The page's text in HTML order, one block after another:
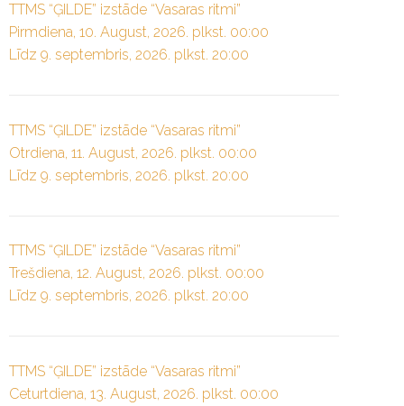
TTMS “ĢILDE” izstāde “Vasaras ritmi”
Pirmdiena, 10. August, 2026. plkst. 00:00
Līdz 9. septembris, 2026. plkst. 20:00
TTMS “ĢILDE” izstāde “Vasaras ritmi”
Otrdiena, 11. August, 2026. plkst. 00:00
Līdz 9. septembris, 2026. plkst. 20:00
TTMS “ĢILDE” izstāde “Vasaras ritmi”
Trešdiena, 12. August, 2026. plkst. 00:00
Līdz 9. septembris, 2026. plkst. 20:00
TTMS “ĢILDE” izstāde “Vasaras ritmi”
Ceturtdiena, 13. August, 2026. plkst. 00:00